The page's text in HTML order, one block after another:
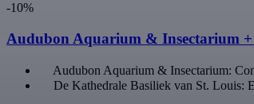
-10%
Audubon Aquarium & Insectarium
Audubon Aquarium & Insectarium:
De Kathedrale Basiliek van St. Louis: